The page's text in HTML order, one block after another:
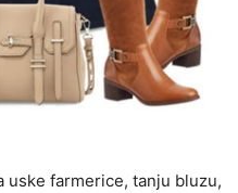
uske farmerice, tanju bluzu,